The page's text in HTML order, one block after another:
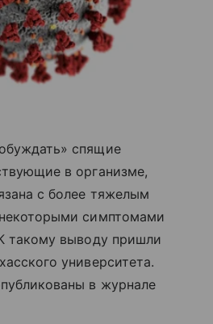
спящие
в организме,
с более тяжелым
симптомами
такому выводу пришли
университета.
в журнале